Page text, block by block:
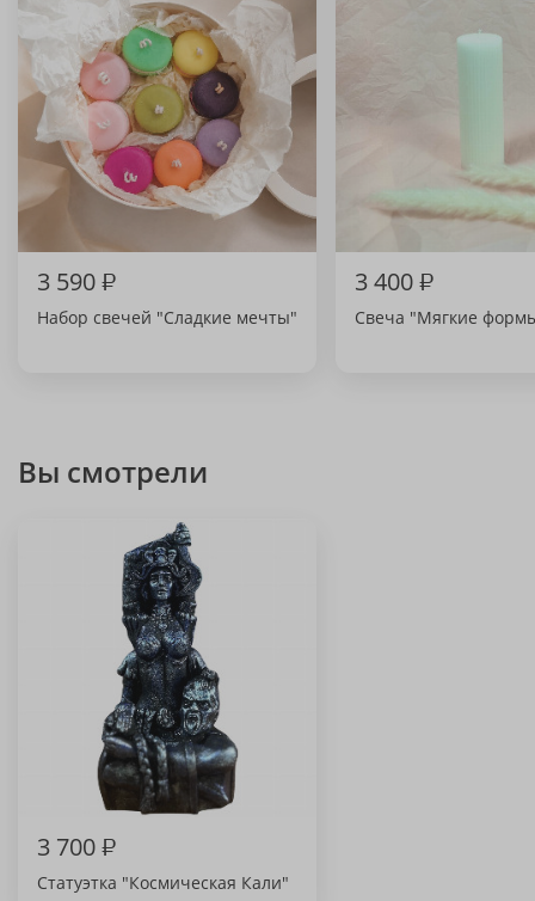
3 590₽
Набор свечей "Сладкие мечты"
3 400₽
Свеча "Мягкие
Вы смотрели
3 700₽
Статуэтка "Космическая Кали"